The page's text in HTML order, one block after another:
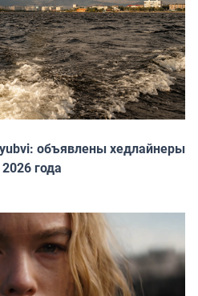
объявлены хедлайнеры
года